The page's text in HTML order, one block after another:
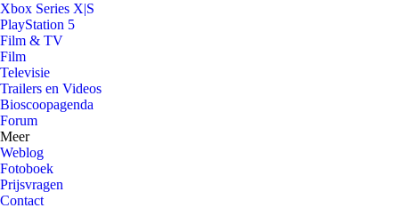
Xbox Series X|S
PlayStation 5
Film & TV
Film
Televisie
Trailers en Videos
Bioscoopagenda
Forum
Meer
Weblog
Fotoboek
Prijsvragen
Contact